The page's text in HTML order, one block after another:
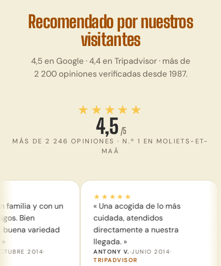
Recomendado por nuestros
visitantes
4,5 en Google · 4,4 en Tripadvisor · más de
2 200 opiniones verificadas desde 1987.
★★★★★
4,5 /5
MÁS DE 2 246 OPINIONES · N.º 1 EN MOLIETS-ET-
MAÂ
un
« Una acogida de lo más
cuidada, atendidos
directamente a nuestra
JUNIO 2014·
TRIPADVISOR